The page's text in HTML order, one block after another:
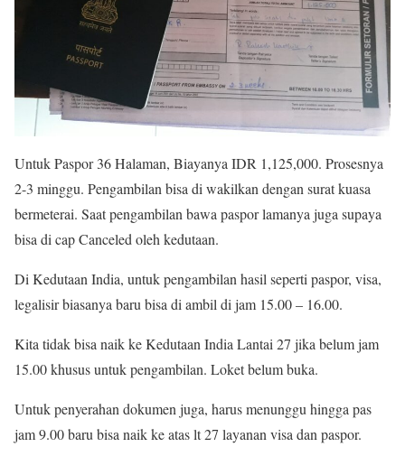
Untuk Paspor 36 Halaman, Biayanya IDR 1,125,000. Prosesnya
2-3 minggu. Pengambilan bisa di wakilkan dengan surat kuasa
bermeterai. Saat pengambilan bawa paspor lamanya juga supaya
bisa di cap Canceled oleh kedutaan.
Di Kedutaan India, untuk pengambilan hasil seperti paspor, visa,
legalisir biasanya baru bisa di ambil di jam 15.00 – 16.00.
Kita tidak bisa naik ke Kedutaan India Lantai 27 jika belum jam
15.00 khusus untuk pengambilan. Loket belum buka.
Untuk penyerahan dokumen juga, harus menunggu hingga pas
jam 9.00 baru bisa naik ke atas lt 27 layanan visa dan paspor.